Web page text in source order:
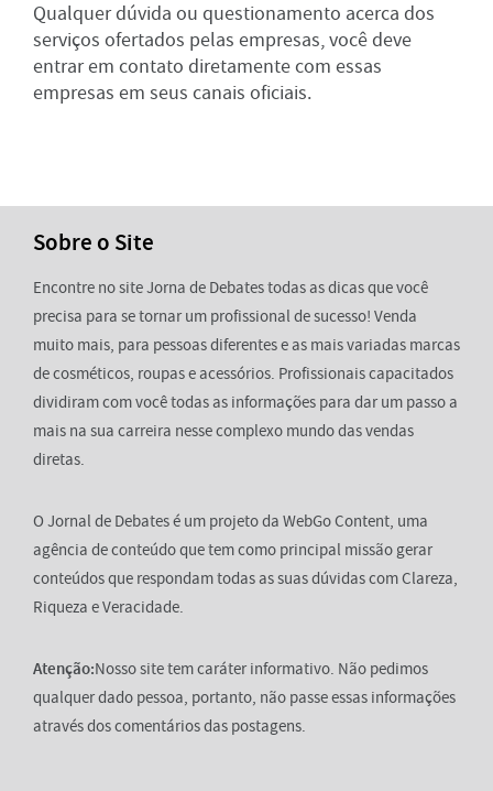
Qualquer dúvida ou questionamento acerca dos
serviços ofertados pelas empresas, você deve
entrar em contato diretamente com essas
empresas em seus canais oficiais.
Sobre o Site
Encontre no site Jorna de Debates todas as dicas que você
precisa para se tornar um profissional de sucesso! Venda
muito mais, para pessoas diferentes e as mais variadas marcas
de cosméticos, roupas e acessórios. Profissionais capacitados
dividiram com você todas as informações para dar um passo a
mais na sua carreira nesse complexo mundo das vendas
diretas.
O Jornal de Debates é um projeto da WebGo Content, uma
agência de conteúdo que tem como principal missão gerar
conteúdos que respondam todas as suas dúvidas com Clareza,
Riqueza e Veracidade.
Atenção:Nosso site tem caráter informativo. Não pedimos
qualquer dado pessoa, portanto, não passe essas informações
através dos comentários das postagens.